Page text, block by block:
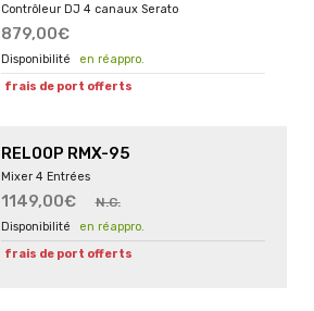
Contrôleur DJ 4 canaux Serato
879,00€
en réappro.
frais de port offerts
RELOOP RMX-95
Mixer 4 Entrées
1149,00€ N.C.
en réappro.
frais de port offerts